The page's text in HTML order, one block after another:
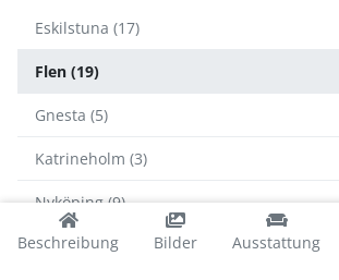
Beschreibung Bilder Ausstattung
Eskilstuna (17)
Flen (19)
Gnesta (5)
Katrineholm (3)
Nyköping (9)
Strängnäs (26)